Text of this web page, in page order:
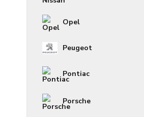
Opel
Peugeot
Pontiac
Porsche